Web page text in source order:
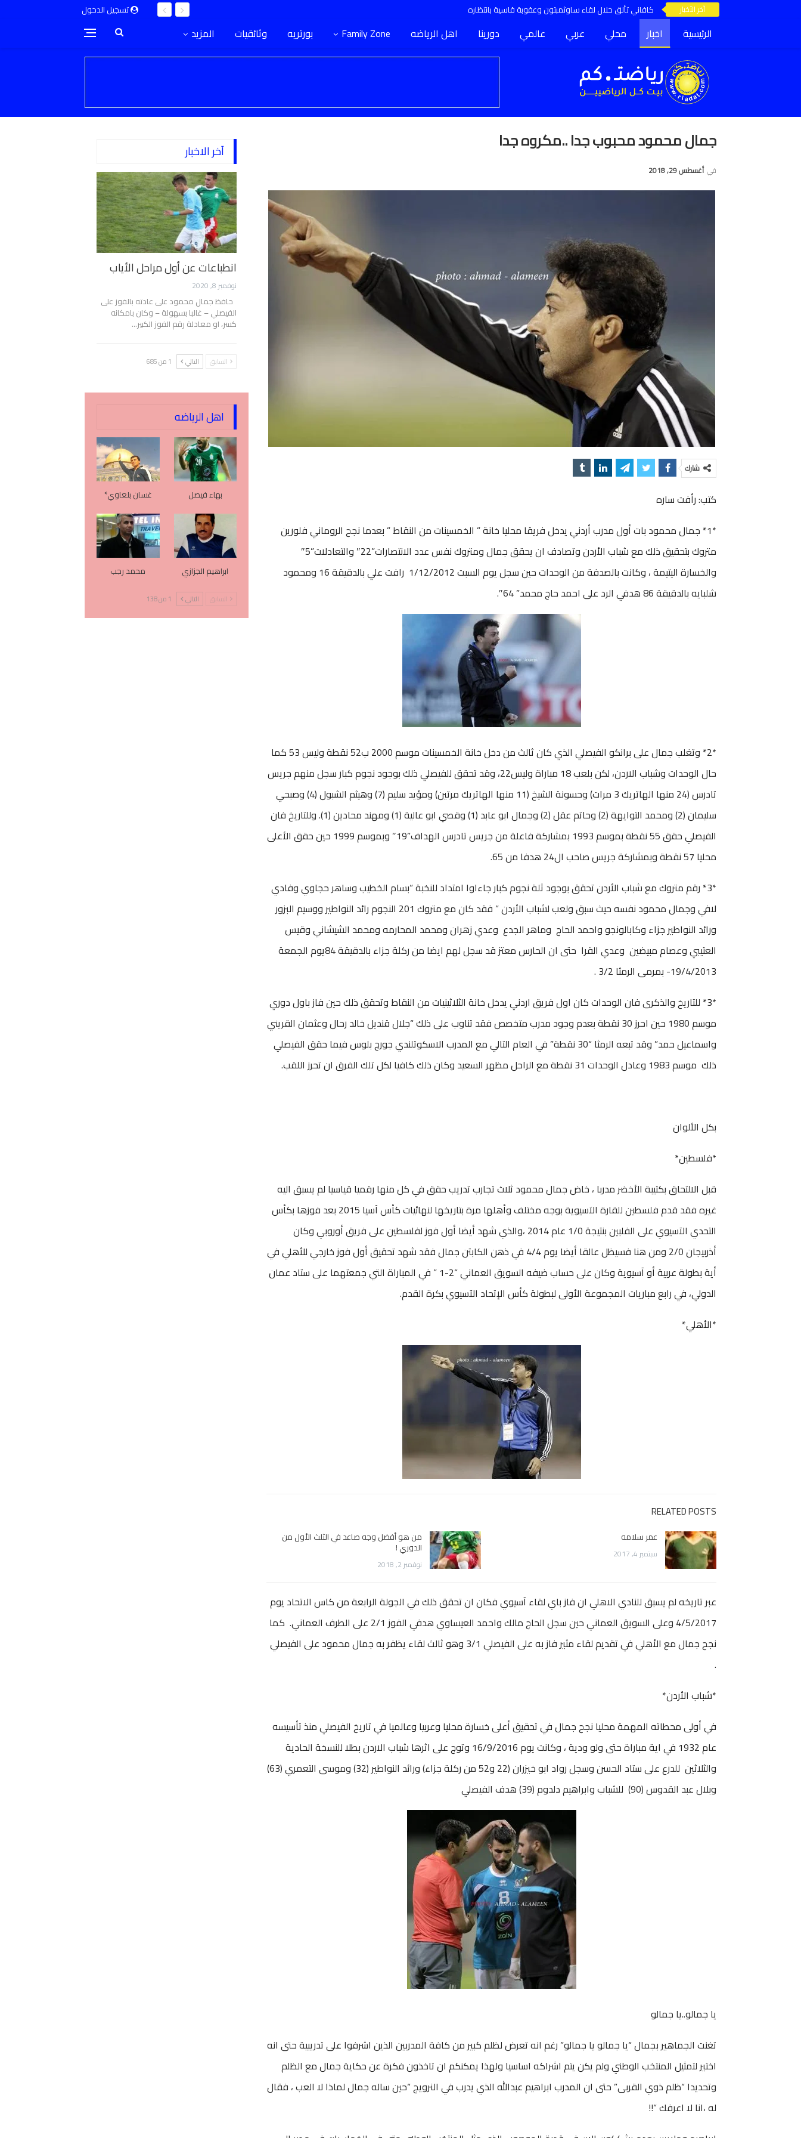
تسجيل الدخول آخر الأخبار كافاني تألق خلال لقاء ساوثمبتون وعقوبة قاسية بانتظاره
الرئيسية اخبار محلي عربي عالمي دورينا اهل الرياضه Family Zone بورتريه وثائقيات المزيد
جمال محمود محبوب جدا ..مكروه جدا
في أغسطس 29, 2018
شارك
كتب: رأفت ساره
*1* جمال محمود بات أول مدرب أردني يدخل فريقا محليا خانة ” الخمسينات من النقاط ” بعدما نجح الروماني فلورين
متروك بتحقيق ذلك مع شباب الأردن وتصادف ان يحقق جمال ومتروك نفس عدد الانتصارات”22″ والتعادلات”5″
والخسارة اليتيمة ، وكانت بالصدفة من الوحدات حين سجل يوم السبت 1/12/2012 رافت علي بالدقيقة 16 ومحمود
شلبايه بالدقيقة 86 هدفي الرد على احمد حاج محمد” 64″.
*2* وتغلب جمال على برانكو الفيصلي الذي كان ثالث من دخل خانة الخمسينات موسم 2000 ب52 نقطة وليس 53 كما
حال الوحدات وشباب الاردن، لكن بلعب 18 مباراة وليس22، وقد تحقق للفيصلي ذلك بوجود نجوم كبار سجل منهم جريس
تادرس (24 منها الهاتريك 3 مرات) وحسونة الشيخ (11 منها الهاتريك مرتين) ومؤيد سليم (7) وهيثم الشبول (4) وصبحي
سليمان (2) ومحمد التوايهة (2) وحاتم عقل (2) وجمال ابو عابد (1) وقصي ابو عالية (1) ومهند محادين (1). وللتاريخ فان
الفيصلي حقق 55 نقطة بموسم 1993 بمشاركة فاعلة من جريس تادرس الهداف”19″ وبموسم 1999 حين حقق الأعلى
محليا 57 نقطة وبمشاركة جريس صاحب ال24 هدفا من 65.
*3* رقم متروك مع شباب الأردن تحقق بوجود ثلة نجوم كبار جاءاوا امتداد للنخبة “بسام الخطيب وساهر حجاوي وفادي
لافي وجمال محمود نفسه حيث سبق ولعب لشباب الأردن ” فقد كان مع متروك 201 النجوم رائد النواطير ووسيم البزور
ورائد النواطير جزاء وكابالونجو واحمد الحاج وماهر الجدع وعدي زهران ومحمد المحارمه ومحمد الشيشاني وقيس
العتيبي وعصام مبيضين وعدي القرا حتى ان الحارس معتز قد سجل لهم ايضا من ركلة جزاء بالدقيقة 84يوم الجمعة
19/4/2013- بمرمى الرمثا 3/2 .
*3* للتاريخ والذكرى فان الوحدات كان اول فريق اردني يدخل خانة الثلاثينيات من النقاط وتحقق ذلك حين فاز باول دوري
موسم 1980 حين احرز 30 نقطة بعدم وجود مدرب متخصص فقد تناوب على ذلك “جلال قنديل خالد رحال وعثمان القريني
واسماعيل حمد” وقد تبعه الرمثا “30 نقطة” في العام التالي مع المدرب الاسكوتلندي جورج بلوس فيما حقق الفيصلي
ذلك موسم 1983 وعادل الوحدات 31 نقطة مع الراحل مظهر السعيد وكان ذلك كافيا لكل تلك الفرق ان تحرز اللقب.
بكل الألوان
*فلسطين*
قبل الالتحاق بكتيبة الأخضر مدربا ، خاض جمال محمود ثلاث تجارب تدريب حقق في كل منها رقميا قياسيا لم يسبق اليه
غيره فقد قدم فلسطين للقارة الآسيوية بوجه مختلف وأهلها مرة بتاريخها لنهائيات كأس آسيا 2015 بعد فوزها بكأس
التحدي الآسيوي على الفلبين بنتيجة 1/0 عام 2014 ،والذي شهد أيضا أول فوز لفلسطين على فريق أوروبي وكان
أذربيجان 2/0 ومن هنا فسيظل عالقا أيضا يوم 4/4 في ذهن الكابتن جمال فقد شهد تحقيق أول فوز خارجي للأهلي في
أية بطولة عربية أو آسيوية وكان على حساب ضيفه السويق العماني “2-1 ” في المباراة التي جمعتهما على ستاد عمان
الدولي، في رابع مباريات المجموعة الأولى لبطولة كأس الإتحاد الآسيوي بكرة القدم.
*الأهلي*
RELATED POSTS
عمر سلامه
سبتمبر 4, 2017
من هو أفضل وجه صاعد في الثلث الأول من
الدوري !
نوفمبر 2, 2018
عبر تاريخه لم يسبق للنادي الاهلي ان فاز باي لقاء آسيوي فكان ان تحقق ذلك في الجولة الرابعة من كاس الاتحاد يوم
4/5/2017 وعلى السويق العماني حين سجل الحاج مالك واحمد العيساوي هدفي الفوز 2/1 على الطرف العماني. كما
نجح جمال مع الأهلي في تقديم لقاء مثير فاز به على الفيصلي 3/1 وهو ثالث لقاء يظفر به جمال محمود على الفيصلي
.
*شباب الأردن*
في أولى محطاته المهمة محليا نجح جمال في تحقيق أعلى خسارة محليا وعربيا وعالميا في تاريخ الفيصلي منذ تأسيسه
عام 1932 في اية مباراة حتى ولو ودية ، وكانت يوم 16/9/2016 وتوج على اثرها شباب الاردن بطلا للنسخة الحادية
والثلاثين للدرع على ستاد الحسن وسجل رواد ابو خيزران (22 و52 من ركلة جزاء) ورائد النواطير (32) وموسى التعمري (63)
وبلال عبد القدوس (90) للشباب وابراهيم دلدوم (39) هدف الفيصلي
يا جمالو..يا جمالو
تغنت الجماهير بجمال “يا جمالو يا جمالو” رغم انه تعرض لظلم كبير من كافة المدربين الذين اشرفوا على تدريبية حتى انه
اختير لتمثيل المنتخب الوطني ولم يكن يتم اشراكه اساسيا ولهذا يمكنكم ان تاخذون فكرة عن حكاية جمال مع الظلم
وتحديدا “ظلم ذوي القربى” حتى ان المدرب ابراهيم عبدالله الذي يدرب في النرويج “حين ساله جمال لماذا لا العب ، فقال
له ،انا لا اعرفك “!!
آخر الاخبار
انطباعات عن أول مراحل الأياب
نوفمبر 8, 2020
حافظ جمال محمود على عادته بالفوز على
الفيصلي – غالبا بسهولة – وكان بامكانه
كسر، او معادلة رقم الفوز الكبير…
السابق التالي 1 من 685
اهل الرياضه
بهاء فيصل غسان بلعاوي*
ابراهيم الجزازي محمد رجب
السابق التالي 1 من 138